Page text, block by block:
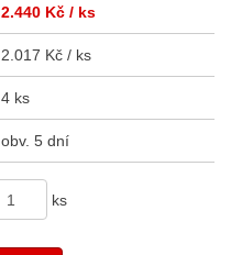
2.440 Kč / ks
2.017 Kč / ks
4 ks
obv. 5 dní
ks